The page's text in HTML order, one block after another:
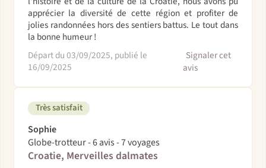
apprécier la diversité de cette région et profiter de
jolies randonnées hors des sentiers battus. Le tout dans
la bonne humeur !
Départ du 03/09/2025, publié le
16/09/2025
Signaler cet
avis
Très satisfait
Sophie
Globe-trotteur - 6 avis - 7 voyages
Croatie, Merveilles dalmates